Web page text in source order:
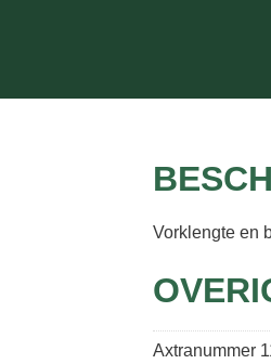
Vorklengte en
Axtranummer